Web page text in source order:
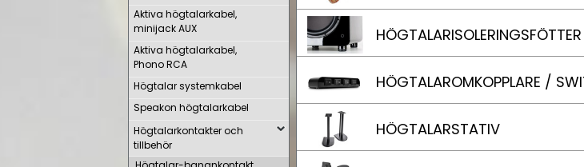
Aktiva högtalarkabel,
minijack AUX
Aktiva högtalarkabel,
Phono RCA
Högtalar systemkabel
Speakon högtalarkabel
Högtalarkontakter och
tillbehör
HÖGTALAROMKOPPLARE /
HÖGTALARSTATIV